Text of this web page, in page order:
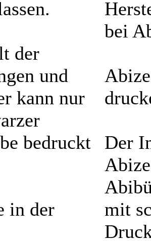
der
und
kann nur
bedruckt
in der
bei
Der
mit